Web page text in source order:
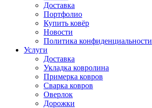
Доставка
Портфолио
Купить ковёр
Новости
Политика конфиденциальности
Услуги
Доставка
Укладка ковролина
Примерка ковров
Сварка ковров
Оверлок
Дорожки